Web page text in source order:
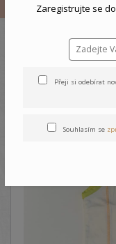
Vše Kojenecký
Zaregistrujte se
Přeji si odebírat
Souhlasím se